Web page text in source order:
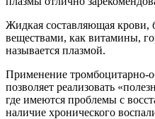
Жидкая составляющая крови,
веществами, как витамины,
называется плазмой.
Применение тромбоцитарно-
позволяет реализовать
где имеются проблемы с
наличие хронического